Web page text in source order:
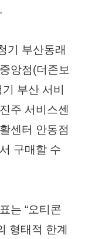
기 부산동래
앙점(더존보
부산 서비
주 서비스센
센터 안동점
구매할 수
는 “오티콘
형태적 한계